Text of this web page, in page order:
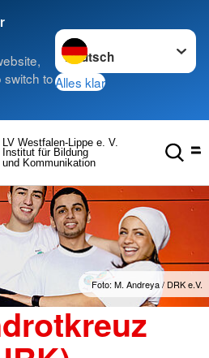
to
Sprache wechseln zu
Alles klar
und Kommunikation
Institut für Bildung
LV Westfalen-Lippe e. V.
Foto: M. Andreya / DRK e.V.